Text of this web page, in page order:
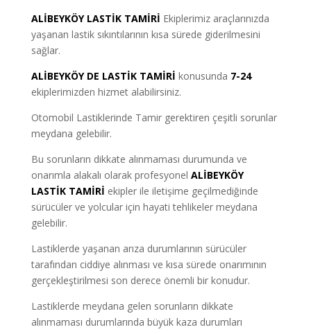
ALİBEYKÖY LASTİK TAMİRİ Ekiplerimiz araçlarınızda
yaşanan lastik sıkıntılarının kısa sürede giderilmesini
sağlar.
ALİBEYKÖY DE LASTİK TAMİRİ konusunda 7-24
ekiplerimizden hizmet alabilirsiniz.
Otomobil Lastiklerinde Tamir gerektiren çeşitli sorunlar
meydana gelebilir.
Bu sorunların dikkate alınmaması durumunda ve
onarımla alakalı olarak profesyonel ALİBEYKÖY
LASTİK TAMİRİ ekipler ile iletişime geçilmediğinde
sürücüler ve yolcular için hayati tehlikeler meydana
gelebilir.
Lastiklerde yaşanan arıza durumlarının sürücüler
tarafından ciddiye alınması ve kısa sürede onarımının
gerçekleştirilmesi son derece önemli bir konudur.
Lastiklerde meydana gelen sorunların dikkate
alınmaması durumlarında büyük kaza durumları